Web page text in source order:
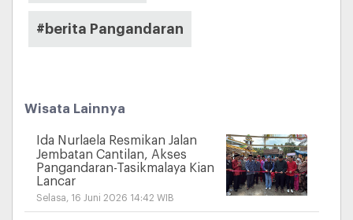
#berita Pangandaran
Wisata Lainnya
Ida Nurlaela Resmikan Jalan
Jembatan Cantilan, Akses
Pangandaran-Tasikmalaya Kian
Lancar
Selasa, 16 Juni 2026 14:42 WIB